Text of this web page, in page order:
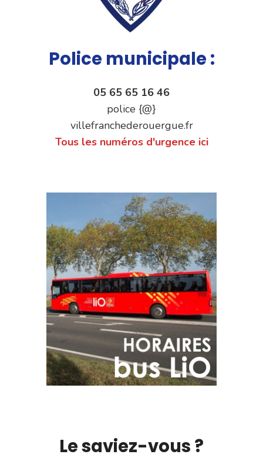
Police municipale :
05 65 65 16 46
police {@}
villefranchederouergue.fr
Tous les numéros d'urgence ici
Le saviez-vous ?